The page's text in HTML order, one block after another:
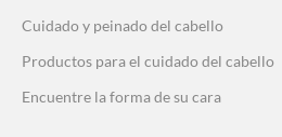
Cuidado y peinado del cabello
Productos para el cuidado del cabello
Encuentre la forma de su cara